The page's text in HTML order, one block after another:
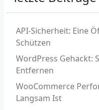
API-Sicherheit: Eine
Schützen
WordPress Gehackt:
Entfernen
WooCommerce
Langsam Ist